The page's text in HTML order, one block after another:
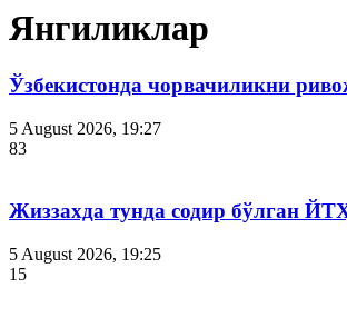
Янгиликлар
Ўзбекистонда чорвачиликни
5 August 2026, 19:27
83
Жиззахда тунда содир бўлган
5 August 2026, 19:25
15